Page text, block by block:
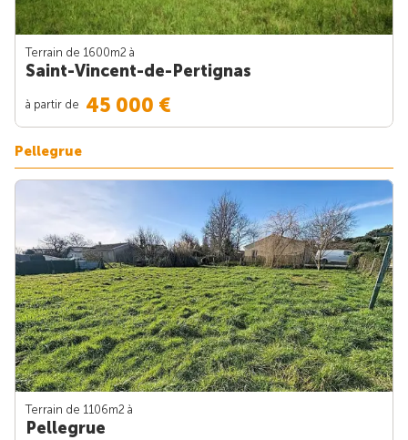
Terrain de 1600m2 à
Saint-Vincent-de-Pertignas
à partir de 45 000 €
Pellegrue
Terrain de 1106m2 à
Pellegrue